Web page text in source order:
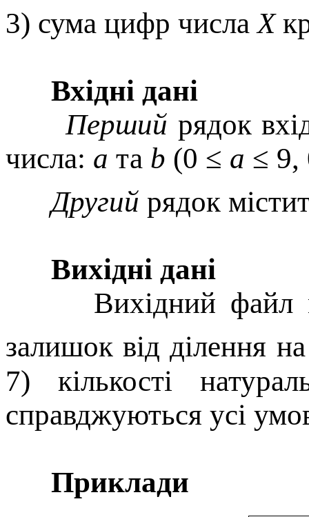
3) сума цифр числаX
Вхідні дані
Перший рядок
числа: a та b (0 ≤ a ≤
Другий рядок
Вихідні дані
Вихідний файл
залишок від ділення
7) кількості
справджуються усі
Приклади